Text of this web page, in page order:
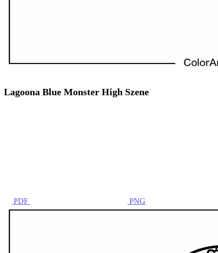
Lagoona Blue Monster High Szene
PDF PNG